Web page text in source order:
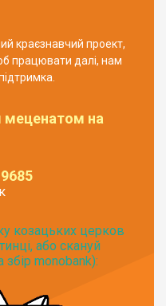
краєзнавчий проект,
працювати далі, нам
меценатом на
козацьких церков
або скануй
збір monobank):